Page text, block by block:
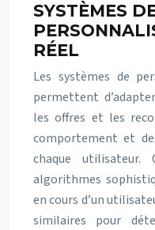
SYSTÈMES
RÉEL
Les systèmes de
permettent
les offres et les
comportement et
chaque utilisateur.
algorithmes
en cours d’un
similaires pour